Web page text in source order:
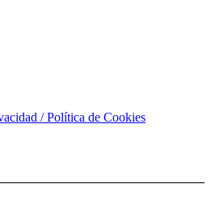
/ Política de Cookies